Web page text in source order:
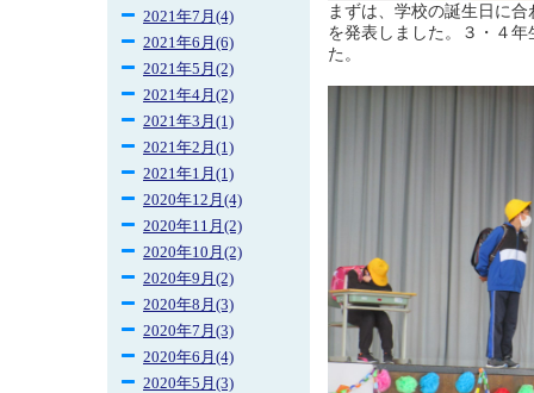
2021年7月(4)
2021年6月(6)
2021年5月(2)
2021年4月(2)
2021年3月(1)
2021年2月(1)
2021年1月(1)
2020年12月(4)
2020年11月(2)
2020年10月(2)
2020年9月(2)
2020年8月(3)
2020年7月(3)
2020年6月(4)
2020年5月(3)
まずは、学校の誕生日に
を発表しました。３・４
た。